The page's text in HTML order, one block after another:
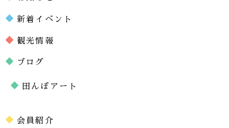
新着イベント
観光情報
ブログ
田んぼアート
会員紹介